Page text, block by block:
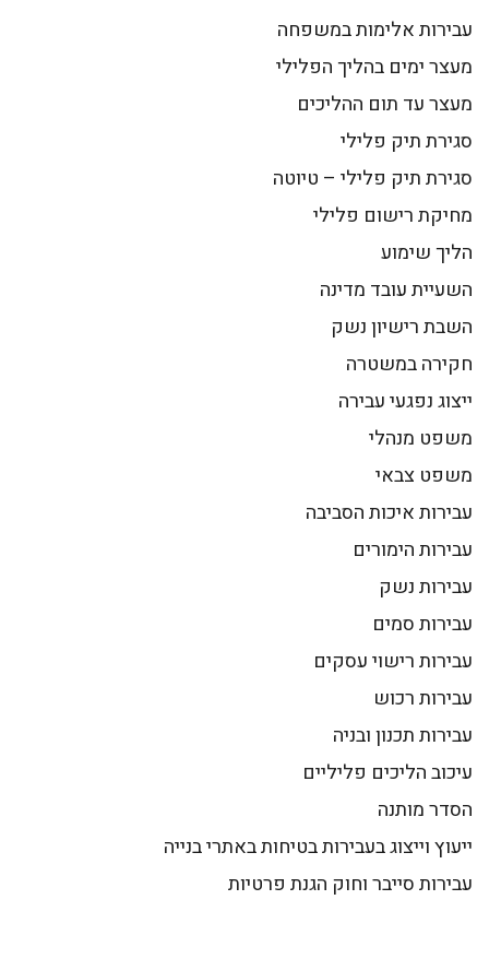
עבירות אלימות במשפחה
מעצר ימים בהליך הפלילי
מעצר עד תום ההליכים
סגירת תיק פלילי
סגירת תיק פלילי – טיוטה
מחיקת רישום פלילי
הליך שימוע
השעיית עובד מדינה
השבת רישיון נשק
חקירה במשטרה
ייצוג נפגעי עבירה
משפט מנהלי
משפט צבאי
עבירות איכות הסביבה
עבירות הימורים
עבירות נשק
עבירות סמים
עבירות רישוי עסקים
עבירות רכוש
עבירות תכנון ובניה
עיכוב הליכים פליליים
הסדר מותנה
ייעוץ וייצוג בעבירות בטיחות באתרי בנייה
עבירות סייבר וחוק הגנת פרטיות